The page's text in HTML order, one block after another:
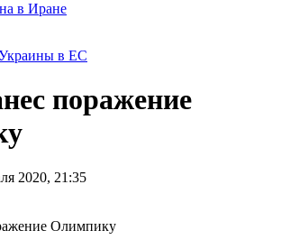
в Иране
в ЕС
поражение
2020, 21:35